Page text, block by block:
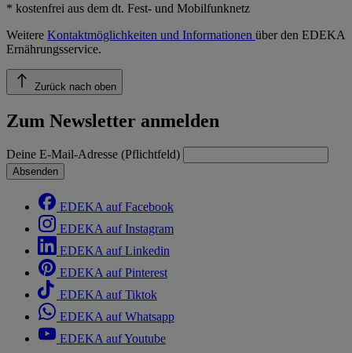
* kostenfrei aus dem dt. Fest- und Mobilfunknetz
Weitere Kontaktmöglichkeiten und Informationen über den EDEKA
Ernährungsservice.
Zurück nach oben
Zum Newsletter anmelden
Deine E-Mail-Adresse (Pflichtfeld)
Absenden
EDEKA auf Facebook
EDEKA auf Instagram
EDEKA auf Linkedin
EDEKA auf Pinterest
EDEKA auf Tiktok
EDEKA auf Whatsapp
EDEKA auf Youtube